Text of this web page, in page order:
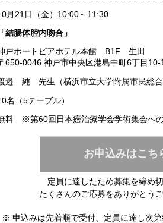
月21日（金）10:00～11:30
「結腸体腔内吻合」
戸ポートピアホテル本館 B1F 生田
650-0046 神戸市中央区港島中町6丁目10-1
邉 純 先生（横浜市立大学附属市民総合
名（5テーブル）
料 ※第60回日本癌治療学会学術集会へ
お申込みはこち
定員に達したため募集を締め切
たくさんのご応募をありがとうご
※ 申込みは先着順で受付、定員に達し次第